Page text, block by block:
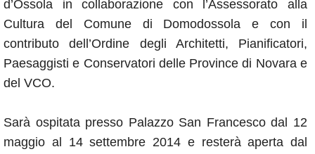
d’Ossola in collaborazione con l’Assessorato alla
Cultura del Comune di Domodossola e con il
contributo dell’Ordine degli Architetti, Pianificatori,
Paesaggisti e Conservatori delle Province di Novara e
del VCO.
Sarà ospitata presso Palazzo San Francesco dal 12
maggio al 14 settembre 2014 e resterà aperta dal